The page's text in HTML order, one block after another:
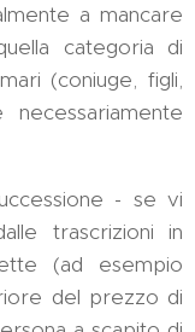
a mancare
categoria di
(coniuge, figli,
- se vi
trascrizioni in
(ad esempio
del prezzo di